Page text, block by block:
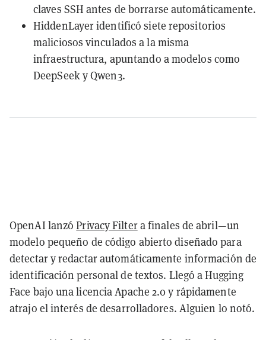
claves SSH antes de borrarse automáticamente.
HiddenLayer identificó siete repositorios
maliciosos vinculados a la misma
infraestructura, apuntando a modelos como
DeepSeek y Qwen3.
OpenAI lanzóPrivacy Filtera finales de abril—un
modelo pequeño de código abierto diseñado para
detectar y redactar automáticamente información de
identificación personal de textos. Llegó a Hugging
Face bajo una licencia Apache 2.0 y rápidamente
atrajo el interés de desarrolladores. Alguien lo notó.